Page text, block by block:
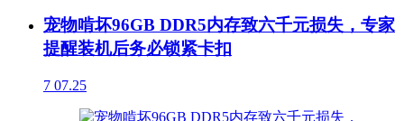
宠物啃坏96GB DDR5内存致六千元损失，专家
提醒装机后务必锁紧卡扣
7 07.25